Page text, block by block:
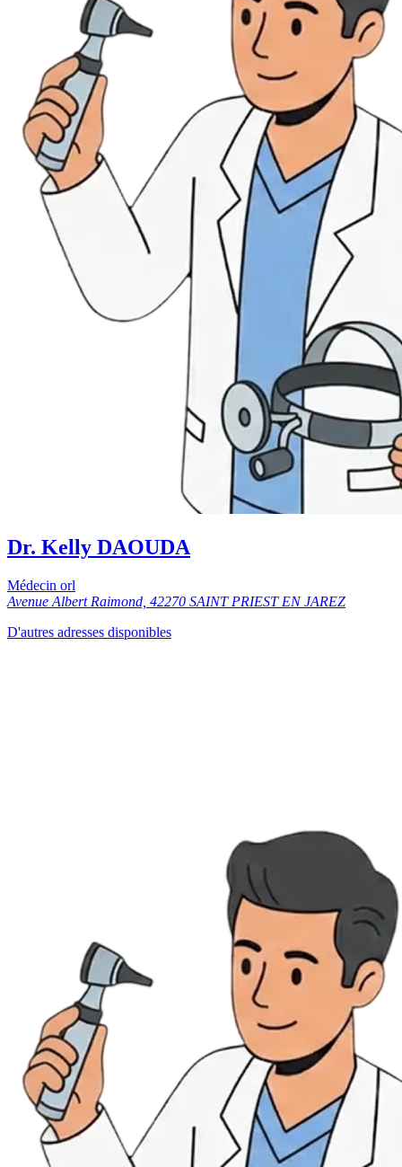
Dr. Kelly DAOUDA
Médecin orl
Avenue Albert Raimond, 42270 SAINT PRIEST EN JAREZ
D'autres adresses disponibles